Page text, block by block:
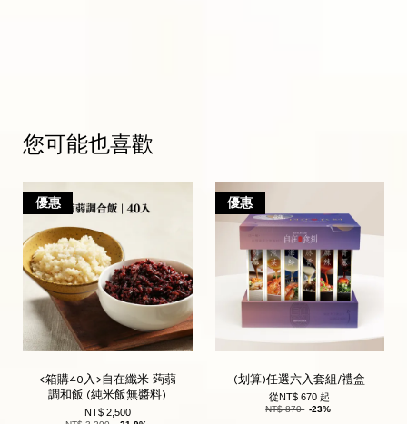
您可能也喜歡
優惠
<箱購40入>自在纖米-蒟蒻
調和飯 (純米飯無醬料)
NT$ 2,500
優惠
(划算)任選六入套組/禮盒
從NT$ 670起
NT$ 870 -23%